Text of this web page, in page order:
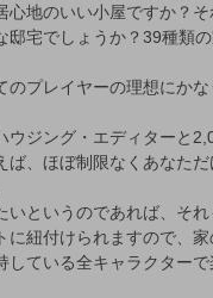
心地のいい小屋ですか？
邸宅でしょうか？39種類
のプレイヤーの理想にか
ウジング・エディターと
ば、ほぼ制限なくあなた
いというのであれば、それ
に紐付けられますので、家
している全キャラクター